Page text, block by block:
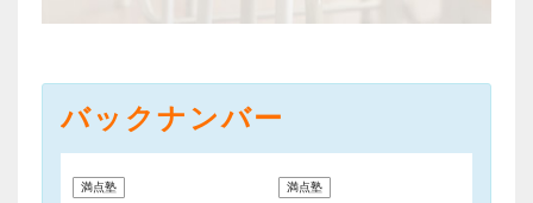
バックナンバー
満点塾 満点塾